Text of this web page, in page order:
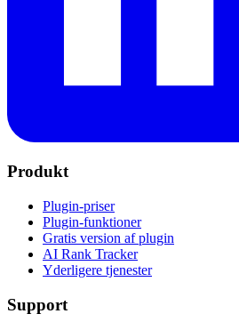
Produkt
Plugin-priser
Plugin-funktioner
Gratis version af plugin
AI Rank Tracker
Yderligere tjenester
Support